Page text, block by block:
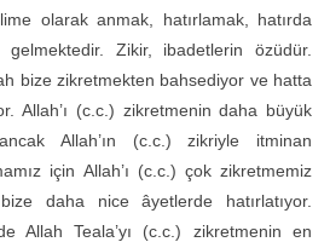
olarak anmak, hatırlamak, hatırda
Zikir, ibadetlerin özüdür.
bize zikretmekten bahsediyor ve hatta
Allah’ı (c.c.) zikretmenin daha büyük
Allah’ın (c.c.) zikriyle itminan
için Allah’ı (c.c.) çok zikretmemiz
daha nice âyetlerde hatırlatıyor.
Allah Teala’yı (c.c.) zikretmenin en